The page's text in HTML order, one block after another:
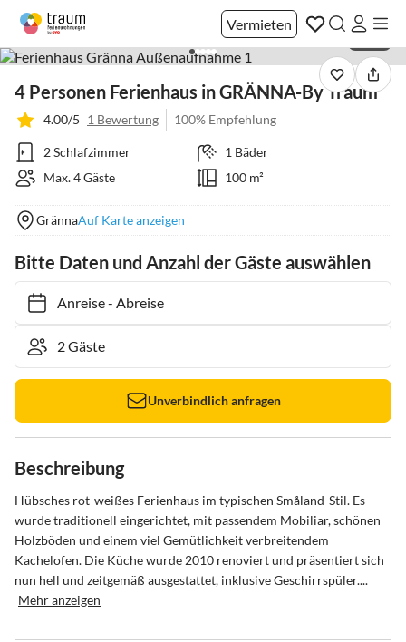
Vermieten
4 Personen Ferienhaus in GRÄNNA-By Traum
4.00/5 1 Bewertung 100% Empfehlung
2 Schlafzimmer
1 Bäder
Max. 4 Gäste
100 m²
GrännaAuf Karte anzeigen
Bitte Daten und Anzahl der Gäste auswählen
Anreise- Abreise
Unverbindlich anfragen
Beschreibung
Hübsches rot-weißes Ferienhaus im typischen Småland-Stil. Es
wurde traditionell eingerichtet, mit passendem Mobiliar, schönen
Holzböden und einem viel Gemütlichkeit verbreitendem
Kachelofen. Die Küche wurde 2010 renoviert und präsentiert sich
nun hell und zeitgemäß ausgestattet, inklusive Geschirrspüler....
Mehr anzeigen